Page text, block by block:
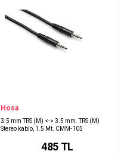
Hosa
3.5 mm TRS (M) <-> 3.5 mm. TRS (M)
Stereo kablo, 1.5 Mt. CMM-105
485 TL